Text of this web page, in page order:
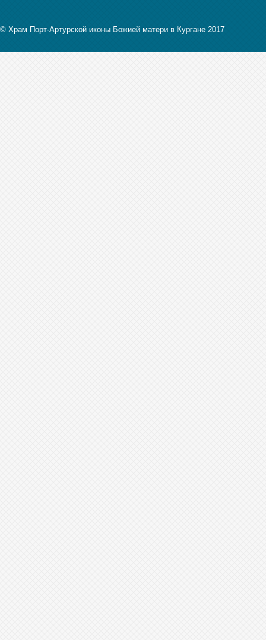
© Храм Порт-Артурской иконы Божией матери в Кургане 2017